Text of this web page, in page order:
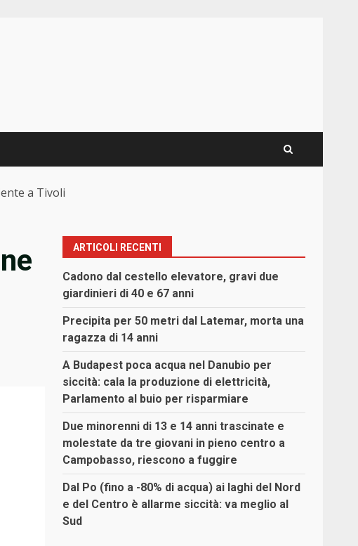
a Tivoli
ARTICOLI RECENTI
Cadono dal cestello elevatore, gravi due
giardinieri di 40 e 67 anni
Precipita per 50 metri dal Latemar, morta una
ragazza di 14 anni
A Budapest poca acqua nel Danubio per
siccità: cala la produzione di elettricità,
Parlamento al buio per risparmiare
Due minorenni di 13 e 14 anni trascinate e
molestate da tre giovani in pieno centro a
Campobasso, riescono a fuggire
Dal Po (fino a -80% di acqua) ai laghi del Nord
e del Centro è allarme siccità: va meglio al
Sud